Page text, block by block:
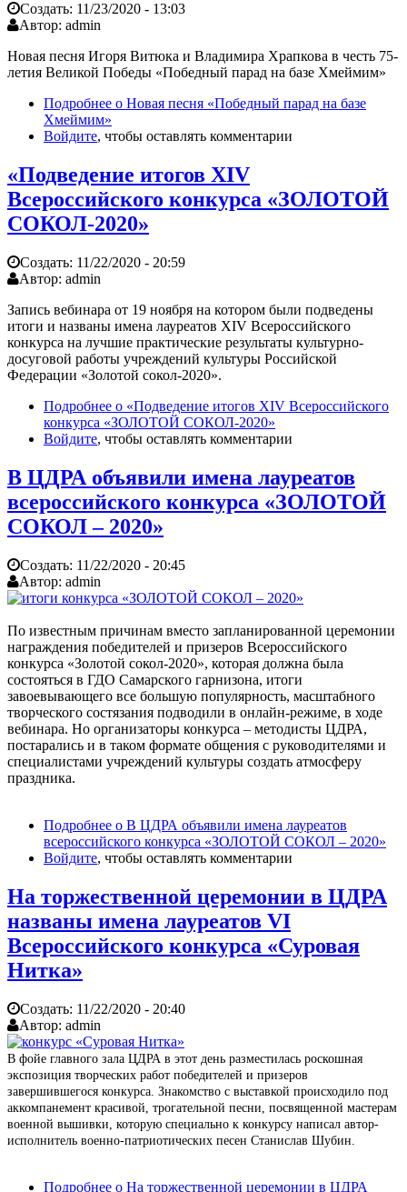
Создать: 11/23/2020 - 13:03
Автор: admin
Новая песня Игоря Витюка и Владимира Храпкова в честь 75-
летия Великой Победы «Победный парад на базе Хмеймим»
Подробнее о Новая песня «Победный парад на базе
Хмеймим»
Войдите, чтобы оставлять комментарии
«Подведение итогов XIV
Всероссийского конкурса «ЗОЛОТОЙ
СОКОЛ-2020»
Создать: 11/22/2020 - 20:59
Автор: admin
Запись вебинара от 19 ноября на котором были подведены
итоги и названы имена лауреатов XIV Всероссийского
конкурса на лучшие практические результаты культурно-
досуговой работы учреждений культуры Российской
Федерации «Золотой сокол-2020».
Подробнее о «Подведение итогов XIV Всероссийского
конкурса «ЗОЛОТОЙ СОКОЛ-2020»
Войдите, чтобы оставлять комментарии
В ЦДРА объявили имена лауреатов
всероссийского конкурса «ЗОЛОТОЙ
СОКОЛ – 2020»
Создать: 11/22/2020 - 20:45
Автор: admin
По известным причинам вместо запланированной церемонии
награждения победителей и призеров Всероссийского
конкурса «Золотой сокол-2020», которая должна была
состояться в ГДО Самарского гарнизона, итоги
завоевывающего все большую популярность, масштабного
творческого состязания подводили в онлайн-режиме, в ходе
вебинара. Но организаторы конкурса – методисты ЦДРА,
постарались и в таком формате общения с руководителями и
специалистами учреждений культуры создать атмосферу
праздника.
Подробнее о В ЦДРА объявили имена лауреатов
всероссийского конкурса «ЗОЛОТОЙ СОКОЛ – 2020»
Войдите, чтобы оставлять комментарии
На торжественной церемонии в ЦДРА
названы имена лауреатов VI
Всероссийского конкурса «Суровая
Нитка»
Создать: 11/22/2020 - 20:40
Автор: admin
В фойе главного зала ЦДРА в этот день разместилась роскошная
экспозиция творческих работ победителей и призеров
завершившегося конкурса. Знакомство с выставкой происходило под
аккомпанемент красивой, трогательной песни, посвященной мастерам
военной вышивки, которую специально к конкурсу написал автор-
исполнитель военно-патриотических песен Станислав Шубин.
Подробнее о На торжественной церемонии в ЦДРА